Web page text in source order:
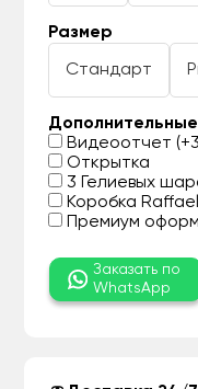
Размер
Стандарт
Дополнительные
Видеоотчет
Открытка
3 Гелиевых
Коробка
Премиум
Заказать по
WhatsApp